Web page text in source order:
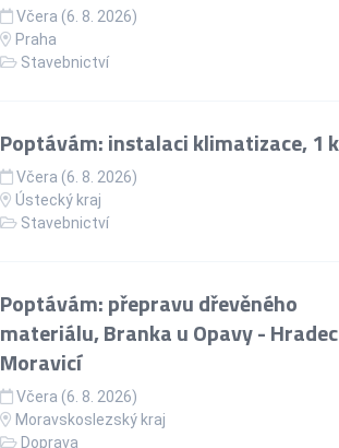
Včera (6. 8. 2026)
Praha
Stavebnictví
Poptávám: instalaci klimatizace, 1
Včera (6. 8. 2026)
Ústecký kraj
Stavebnictví
Poptávám: přepravu dřevěného
materiálu, Branka u Opavy -
Moravicí
Včera (6. 8. 2026)
Moravskoslezský kraj
Doprava